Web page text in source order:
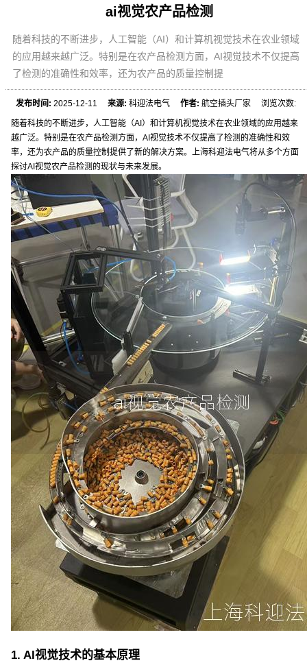
ai视觉农产品检测
随着科技的不断进步，人工智能（AI）和计算机视觉技术在农业领域
的应用越来越广泛。特别是在农产品检测方面，AI视觉技术不仅提高
了检测的准确性和效率，还为农产品的质量控制提
发布时间: 2025-12-11来源: 科迎法电气作者: 航空插头厂家 浏览次数:
随着科技的不断进步，人工智能（AI）和计算机视觉技术在农业领域的应用越来
越广泛。特别是在农产品检测方面，AI视觉技术不仅提高了检测的准确性和效
率，还为农产品的质量控制提供了新的解决方案。上海科迎法电气将从多个方面
探讨AI视觉农产品检测的现状与未来发展。
1. AI视觉技术的基本原理